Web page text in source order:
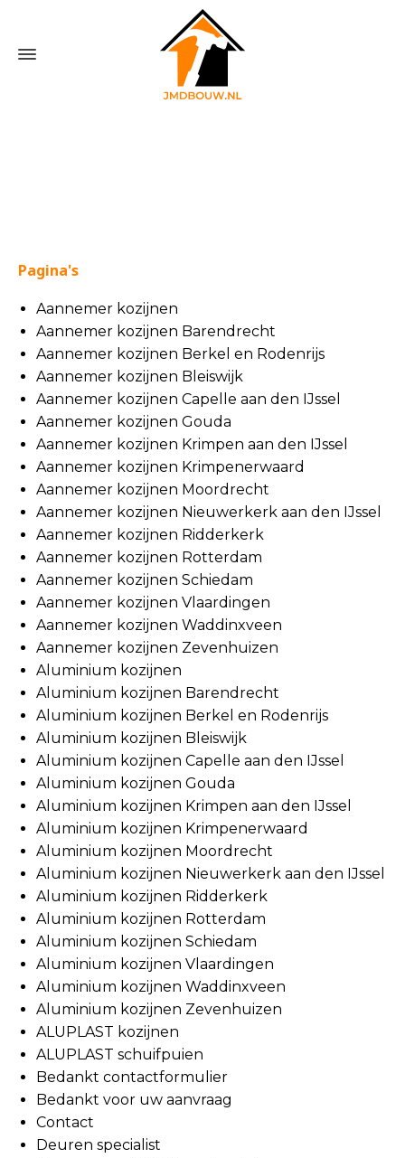
Pagina's
Aannemer kozijnen
Aannemer kozijnen Barendrecht
Aannemer kozijnen Berkel en Rodenrijs
Aannemer kozijnen Bleiswijk
Aannemer kozijnen Capelle aan den IJssel
Aannemer kozijnen Gouda
Aannemer kozijnen Krimpen aan den IJssel
Aannemer kozijnen Krimpenerwaard
Aannemer kozijnen Moordrecht
Aannemer kozijnen Nieuwerkerk aan den IJssel
Aannemer kozijnen Ridderkerk
Aannemer kozijnen Rotterdam
Aannemer kozijnen Schiedam
Aannemer kozijnen Vlaardingen
Aannemer kozijnen Waddinxveen
Aannemer kozijnen Zevenhuizen
Aluminium kozijnen
Aluminium kozijnen Barendrecht
Aluminium kozijnen Berkel en Rodenrijs
Aluminium kozijnen Bleiswijk
Aluminium kozijnen Capelle aan den IJssel
Aluminium kozijnen Gouda
Aluminium kozijnen Krimpen aan den IJssel
Aluminium kozijnen Krimpenerwaard
Aluminium kozijnen Moordrecht
Aluminium kozijnen Nieuwerkerk aan den IJssel
Aluminium kozijnen Ridderkerk
Aluminium kozijnen Rotterdam
Aluminium kozijnen Schiedam
Aluminium kozijnen Vlaardingen
Aluminium kozijnen Waddinxveen
Aluminium kozijnen Zevenhuizen
ALUPLAST kozijnen
ALUPLAST schuifpuien
Bedankt contactformulier
Bedankt voor uw aanvraag
Contact
Deuren specialist